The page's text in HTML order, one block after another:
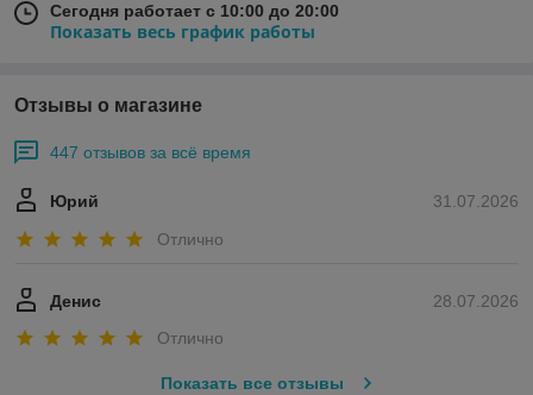
Сегодня работает с 10:00 до 20:00
Показать весь график работы
Отзывы о магазине
447 отзывов за всё время
31.07.2026
Юрий
Отлично
28.07.2026
Денис
Отлично
Показать все отзывы